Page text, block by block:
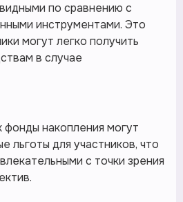
по сравнению с
инструментами. Это
могут легко получить
в случае
фонды накопления могут
льготы для участников, что
с точки зрения